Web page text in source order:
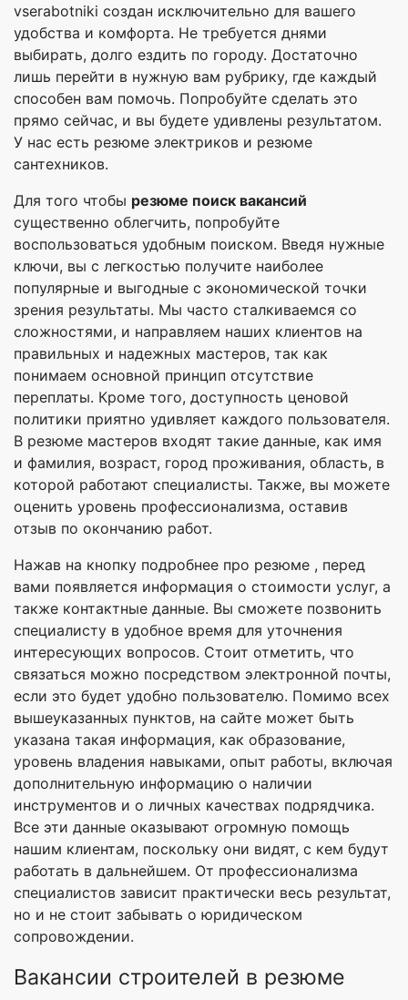
vserabotniki создан исключительно для вашего
удобства и комфорта. Не требуется днями
выбирать, долго ездить по городу. Достаточно
лишь перейти в нужную вам рубрику, где каждый
способен вам помочь. Попробуйте сделать это
прямо сейчас, и вы будете удивлены результатом.
У нас есть резюме электриков и резюме
сантехников.
Для того чтобы резюме поиск вакансий
существенно облегчить, попробуйте
воспользоваться удобным поиском. Введя нужные
ключи, вы с легкостью получите наиболее
популярные и выгодные с экономической точки
зрения результаты. Мы часто сталкиваемся со
сложностями, и направляем наших клиентов на
правильных и надежных мастеров, так как
понимаем основной принцип отсутствие
переплаты. Кроме того, доступность ценовой
политики приятно удивляет каждого пользователя.
В резюме мастеров входят такие данные, как имя
и фамилия, возраст, город проживания, область, в
которой работают специалисты. Также, вы можете
оценить уровень профессионализма, оставив
отзыв по окончанию работ.
Нажав на кнопку подробнее про резюме , перед
вами появляется информация о стоимости услуг, а
также контактные данные. Вы сможете позвонить
специалисту в удобное время для уточнения
интересующих вопросов. Стоит отметить, что
связаться можно посредством электронной почты,
если это будет удобно пользователю. Помимо всех
вышеуказанных пунктов, на сайте может быть
указана такая информация, как образование,
уровень владения навыками, опыт работы, включая
дополнительную информацию о наличии
инструментов и о личных качествах подрядчика.
Все эти данные оказывают огромную помощь
нашим клиентам, поскольку они видят, с кем будут
работать в дальнейшем. От профессионализма
специалистов зависит практически весь результат,
но и не стоит забывать о юридическом
сопровождении.
Вакансии строителей в резюме